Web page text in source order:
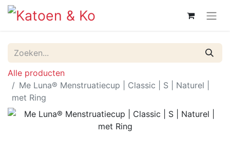
Alle producten
Me Luna® Menstruatiecup | Classic | S | Naturel |
met Ring